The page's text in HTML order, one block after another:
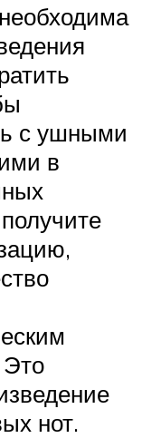
с ушными
в
нот.